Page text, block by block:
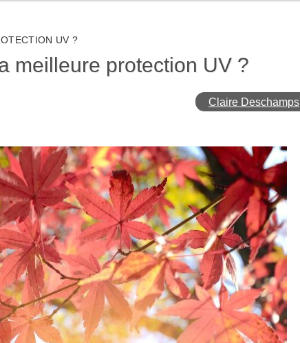
UV ?
meilleure protection UV ?
Claire Deschamps